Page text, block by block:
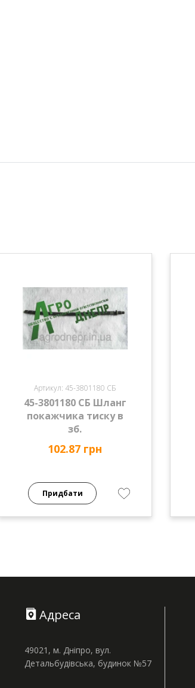
Артикул: 45-3801180 СБ
45-3801180 СБ Шланг
покажчика тиску в
зб.
102.87 грн
Придбати
Адреса
49021, м. Дніпро, вул.
Детальбудівська, будинок №57